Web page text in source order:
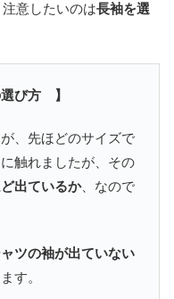
意したいのは長袖を選
び方 】
、先ほどのサイズで
触れましたが、その
出ているか、なので
ツの袖が出ていない
す。